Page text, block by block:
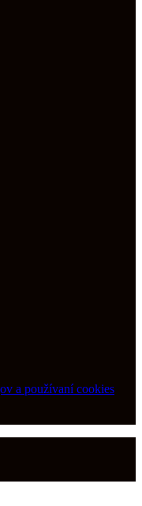
a používaní cookies